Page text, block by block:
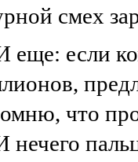
смех
еще: если
что
нечего